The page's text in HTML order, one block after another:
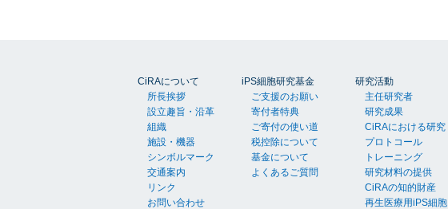
CiRAについて
所長挨拶
設立趣旨・沿革
組織
施設・機器
シンボルマーク
交通案内
リンク
お問い合わせ
iPS細胞研究基金
ご支援のお願い
寄付者特典
ご寄付の使い道
税控除について
基金について
よくあるご質問
研究活動
主任研究者
研究成果
CiRAにおける研究
プロトコール
トレーニング
研究材料の提供
CiRAの知的財産
再生医療用iPS細胞